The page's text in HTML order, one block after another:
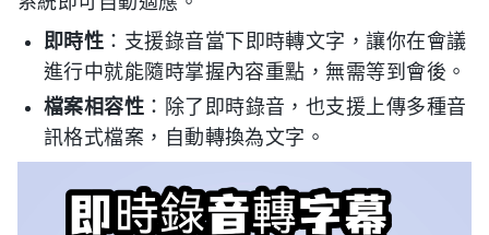
即時性 ：支援錄音當下即時轉文字，讓你在會議
進行中就能隨時掌握內容重點，無需等到會後。
檔案相容性 ：除了即時錄音，也支援上傳多種音
訊格式檔案，自動轉換為文字。